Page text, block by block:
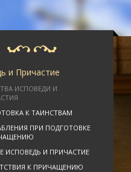
и Причастие
ИСПОВЕДИ И
К ТАИНСТВАМ
ПРИ ПОДГОТОВКЕ
ИСПОВЕДЬ И ПРИЧАСТИЕ
К ПРИЧАЩЕНИЮ